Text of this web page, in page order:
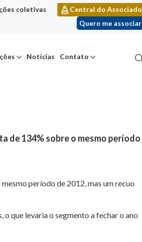
coletivas
Central do Associado
Quero me associar
Notícias Contato
de 134% sobre o mesmo período
período de 2012, mas um recuo
que levaria o segmento a fechar o ano